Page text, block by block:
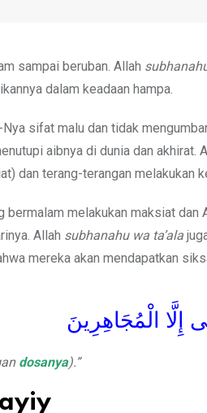
sampai beruban. Allah
dalam keadaan hampa.
sifat malu dan tidak
aibnya di dunia dan akhirat.
dan terang-terangan melakukan
bermalam melakukan maksiat dan
Allah subhanahu wa ta’ala
mereka akan mendapatkan
إِلَّا الْمُجَاهِرِينَ
dosanya).”